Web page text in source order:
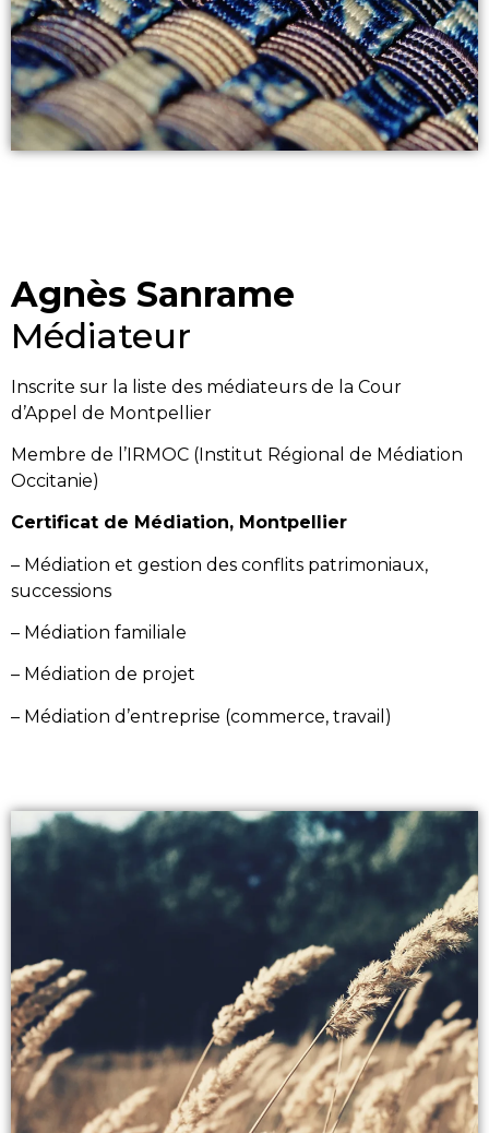
Agnès Sanrame
Médiateur
Inscrite sur la liste des médiateurs de la Cour
d’Appel de Montpellier
Membre de l’IRMOC (Institut Régional de Médiation
Occitanie)
Certificat de Médiation, Montpellier
– Médiation et gestion des conflits patrimoniaux,
successions
– Médiation familiale
– Médiation de projet
– Médiation d’entreprise (commerce, travail)